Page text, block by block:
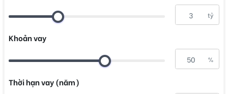
tỷ
Khoản vay
%
Thời hạn vay (năm)